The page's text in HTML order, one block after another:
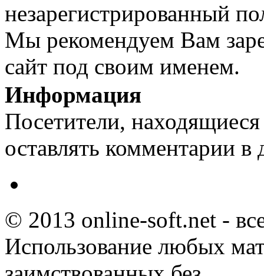
незарегистрированный
Мы рекомендуем Вам
сайт под своим именем.
Информация
Посетители,
оставлять комментарии в
© 2013 online-soft.net -
Использование любых